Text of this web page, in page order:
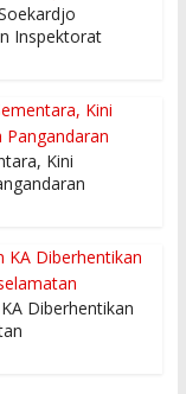
Inspektorat
Kini
Diberhentikan